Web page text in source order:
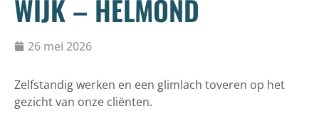
WIJK – HELMOND
26 mei 2026
Zelfstandig werken en een glimlach toveren op het
gezicht van onze cliënten.